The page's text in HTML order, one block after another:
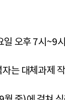
일 오후7시 ~9
는 대체과제